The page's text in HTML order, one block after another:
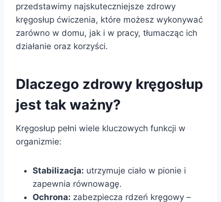
przedstawimy najskuteczniejsze zdrowy
kręgosłup ćwiczenia, które możesz wykonywać
zarówno w domu, jak i w pracy, tłumacząc ich
działanie oraz korzyści.
Dlaczego zdrowy kręgosłup
jest tak ważny?
Kręgosłup pełni wiele kluczowych funkcji w
organizmie:
Stabilizacja: utrzymuje ciało w pionie i
zapewnia równowagę.
Ochrona: zabezpiecza rdzeń kręgowy –